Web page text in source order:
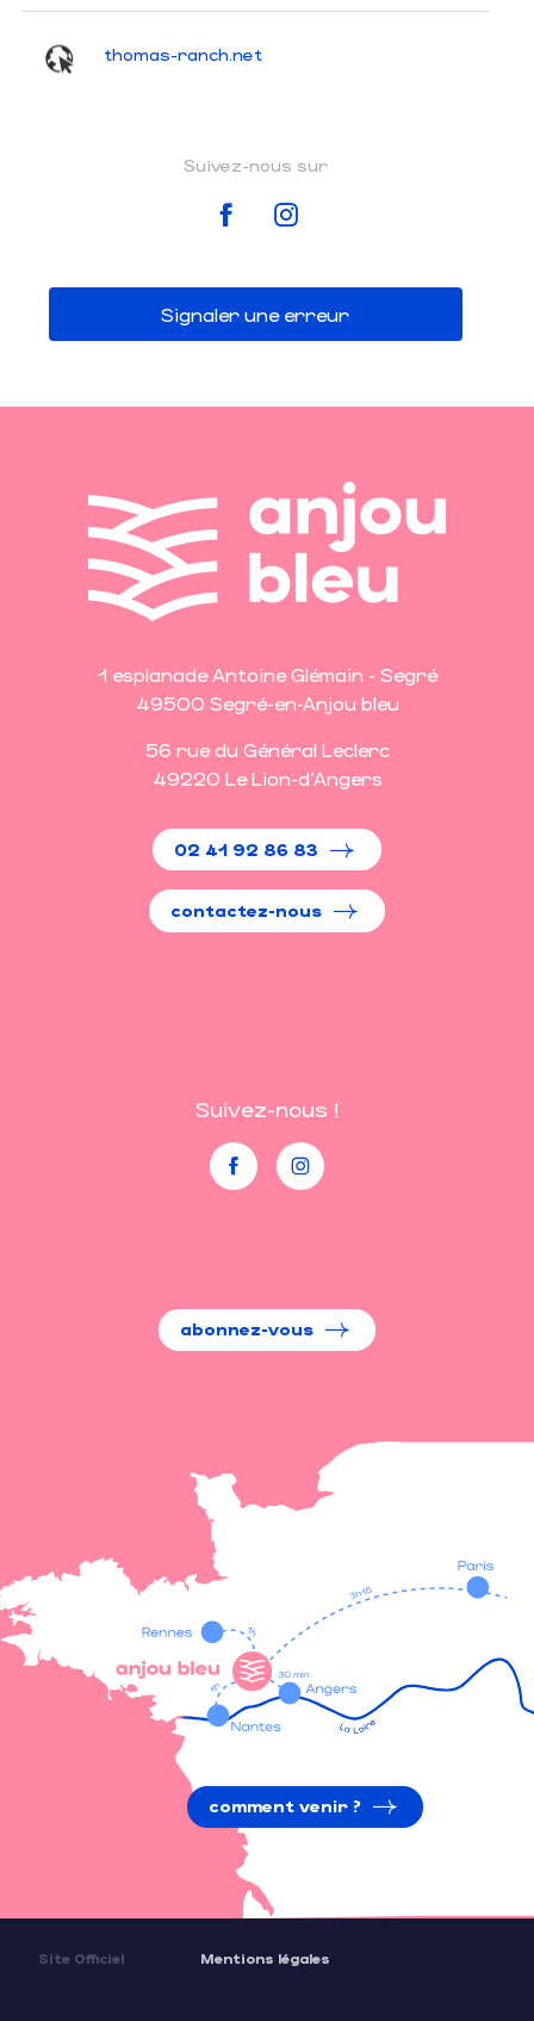
thomas-ranch.net
Suivez-nous sur
Signaler une erreur
1 esplanade Antoine Glémain - Segré
49500 Segré-en-Anjou bleu
56 rue du Général Leclerc
49220 Le Lion-d'Angers
02 41 92 86 83
contactez-nous
Suivez-nous !
abonnez-vous
comment venir ?
Site Officiel Mentions légales